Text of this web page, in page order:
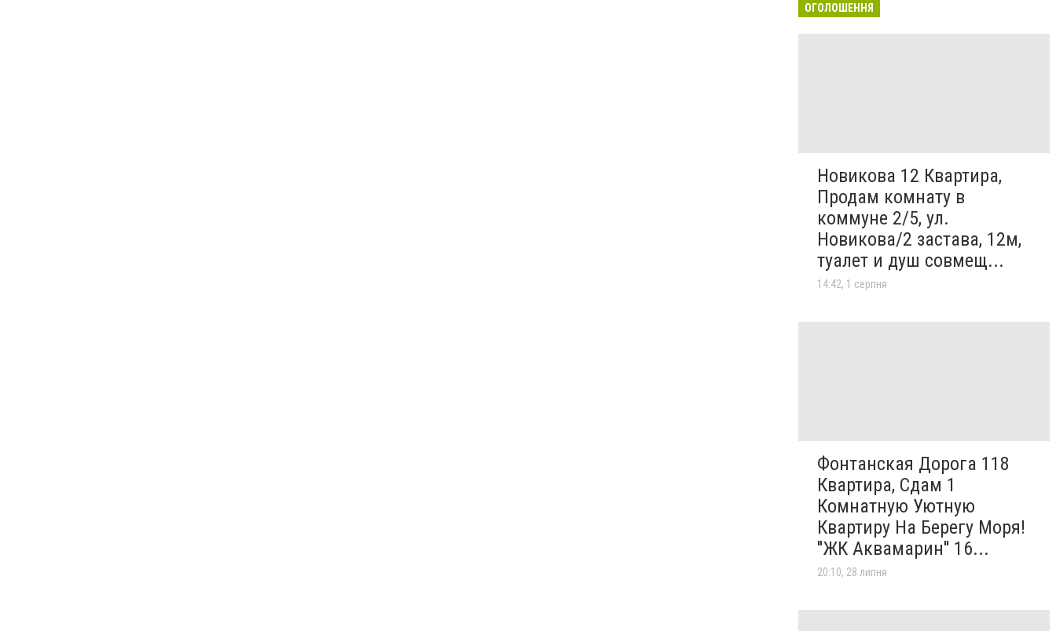
ОГОЛОШЕННЯ
Новикова 12 Квартира,
Продам комнату в
коммуне 2/5, ул.
Новикова/2 застава, 12м,
туалет и душ совмещ...
14:42, 1 серпня
Фонтанская Дорога 118
Квартира, Сдам 1
Комнатную Уютную
Квартиру На Берегу Моря!
''ЖК Аквамарин'' 16...
20:10, 28 липня